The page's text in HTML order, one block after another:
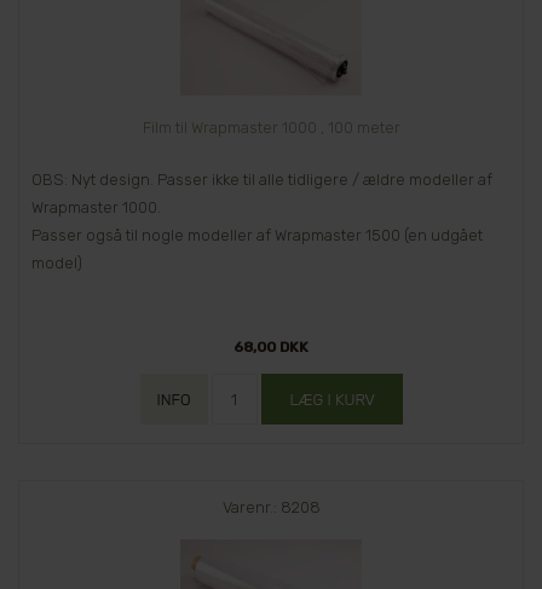
Film til Wrapmaster 1000 , 100 meter
OBS: Nyt design. Passer ikke til alle tidligere / ældre modeller af
Wrapmaster 1000.
Passer også til nogle modeller af Wrapmaster 1500 (en udgået
model)
68,00 DKK
Varenr.: 8208